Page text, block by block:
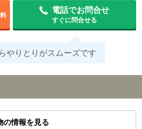
電話でお問合せ
すぐに問合せる
やりとりがスムーズです
の情報を見る